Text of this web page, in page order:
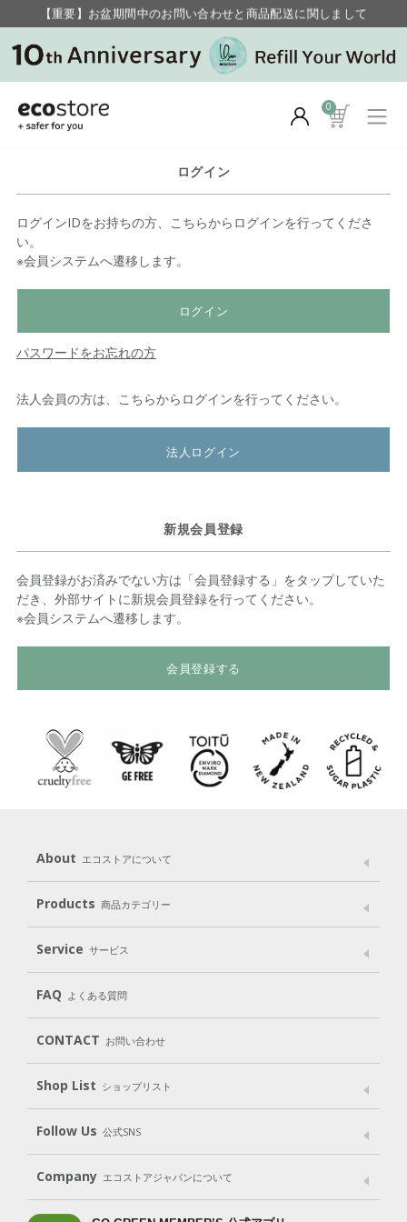
【重要】お盆期間中のお問い合わせと商品配送に関しまして
毎月お得にポイントが貯まる！ “月のポイントアップデー”
0
ログイン
ログインIDをお持ちの方、こちらからログインを行ってくださ
い。
※会員システムへ遷移します。
ログイン
パスワードをお忘れの方
法人会員の方は、こちらからログインを行ってください。
法人ログイン
新規会員登録
会員登録がお済みでない方は「会員登録する」をタップしていた
だき、外部サイトに新規会員登録を行ってください。
※会員システムへ遷移します。
会員登録する
About エコストアについて
メッセージ ブランドストーリー
パッケージへのこだわり
動物実験をしない
Products 商品カテゴリー
Laundry
Cleaning Baby Kids
Body（ボディ） Hair（ヘア） Oral care（オーラルケア）
Goods （グッズ）
Gift set
Service サービス
User Guide
Subscription（定期便）
FAQ よくある質問
CONTACT お問い合わせ
Shop List ショップリスト
Shop List
Follow Us 公式SNS
LINE＠ Instagram Facebook
Company エコストアジャパンについて
会社案内 ご利用規約 プライバシーポリシー